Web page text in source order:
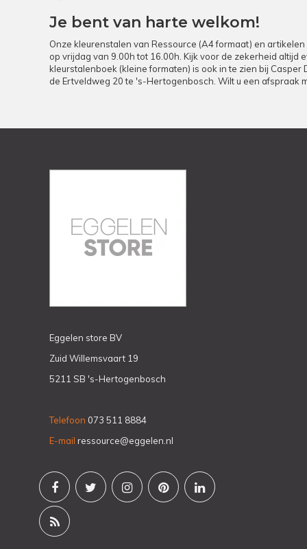
Je bent van harte welkom!
Onze kleurenstalen van Ressource (A4 formaat) en
op vrijdag van 9.00h tot 16.00h. Kijk voor de zekerheid
kleurstalenboek (kleine formaten) is ook in te zien bij
de Ertveldweg 20 te 's-Hertogenbosch. Wilt u een afspraak
Eggelen store BV
Zuid Willemsvaart 19
5211 SB 's-Hertogenbosch
Telefoon 073 511 8884
E-mail ressource@eggelen.nl